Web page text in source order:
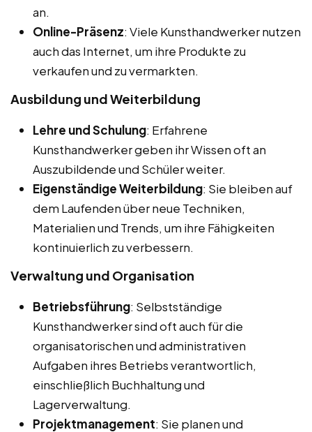
an.
Online-Präsenz: Viele Kunsthandwerker nutzen
auch das Internet, um ihre Produkte zu
verkaufen und zu vermarkten.
Ausbildung und Weiterbildung
Lehre und Schulung: Erfahrene
Kunsthandwerker geben ihr Wissen oft an
Auszubildende und Schüler weiter.
Eigenständige Weiterbildung: Sie bleiben auf
dem Laufenden über neue Techniken,
Materialien und Trends, um ihre Fähigkeiten
kontinuierlich zu verbessern.
Verwaltung und Organisation
Betriebsführung: Selbstständige
Kunsthandwerker sind oft auch für die
organisatorischen und administrativen
Aufgaben ihres Betriebs verantwortlich,
einschließlich Buchhaltung und
Lagerverwaltung.
Projektmanagement: Sie planen und